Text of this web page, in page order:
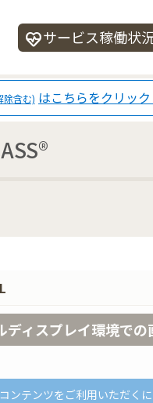
ecg_heartサービス稼働状
除含む) はこちらをクリッ
ディスプレイ環境での
ンテンツをご利用いただく